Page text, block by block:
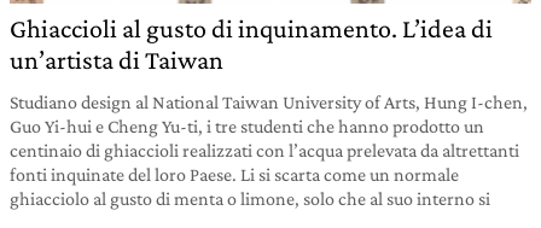
Ghiaccioli al gusto di inquinamento. L’idea di
un’artista di Taiwan
Studiano design al National Taiwan University of Arts, Hung I-chen,
Guo Yi-hui e Cheng Yu-ti, i tre studenti che hanno prodotto un
centinaio di ghiaccioli realizzati con l’acqua prelevata da altrettanti
fonti inquinate del loro Paese. Li si scarta come un normale
ghiacciolo al gusto di menta o limone, solo che al suo interno si